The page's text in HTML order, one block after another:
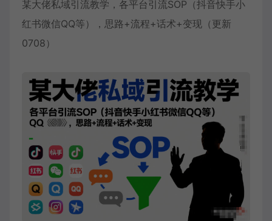
某大佬私域引流教学，各平台引流SOP（抖音快手小
红书微信QQ等），思路+流程+话术+变现（更新
0708）